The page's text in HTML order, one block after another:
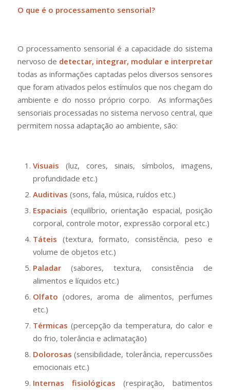
O que é o processamento sensorial?
O processamento sensorial é a capacidade do sistema
nervoso de detectar, integrar, modular e interpretar
todas as informações captadas pelos diversos sensores
que foram ativados pelos estímulos que nos chegam do
ambiente e do nosso próprio corpo. As informações
sensoriais processadas no sistema nervoso central, que
permitem nossa adaptação ao ambiente, são:
Visuais (luz, cores, sinais, símbolos, imagens,
profundidade etc.)
Auditivas (sons, fala, música, ruídos etc.)
Espaciais (equilíbrio, orientação espacial, posição
corporal, controle motor, expressão corporal etc.)
Táteis (textura, formato, consistência, peso e
volume de objetos etc.)
Paladar(sabores, textura, consistência de
alimentos e líquidos etc.)
Olfato (odores, aroma de alimentos, perfumes
etc.)
Térmicas (percepção da temperatura, do calor e
do frio, tolerância e aclimatação)
Dolorosas (sensibilidade, tolerância, repercussões
emocionais etc.)
Internas fisiológicas (respiração, batimentos